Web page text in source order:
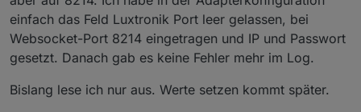
einfach das Feld Luxtronik Port leer gelassen, bei
Websocket-Port 8214 eingetragen und IP und Passwort
gesetzt. Danach gab es keine Fehler mehr im Log.
Bislang lese ich nur aus. Werte setzen kommt später.